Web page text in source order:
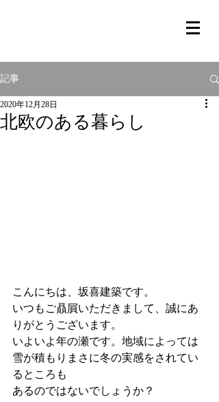
記事
北欧のある暮らし
2020年12月28日
こんにちは、坂喜建築です。
いつもご贔屓いただきまして、誠にあ
りがとうございます。
いよいよ年の瀬です。地域によっては
雪が積もりまさに冬の実感をされてい
るところも
あるのではないでしょうか？